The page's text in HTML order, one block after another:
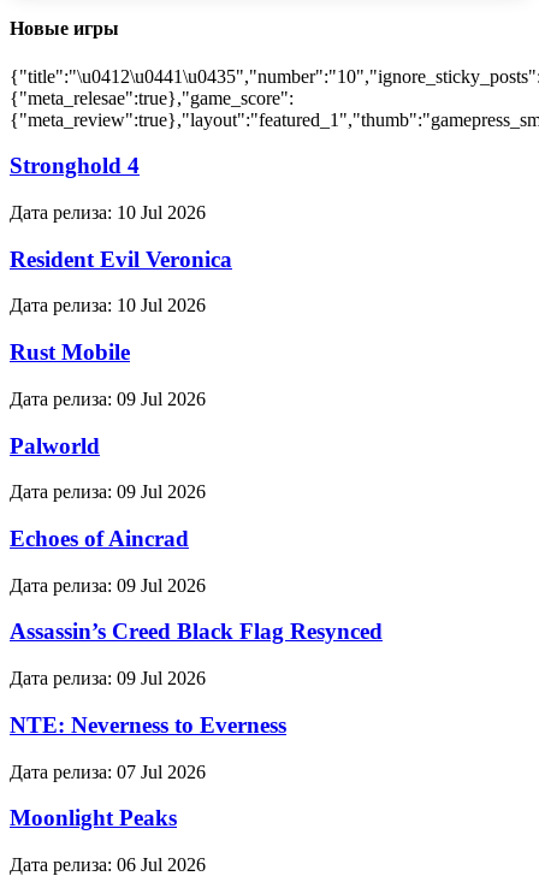
Новые игры
{"meta_relesae":true},"game_score":
Stronghold 4
Дата релиза: 10 Jul 2026
Resident Evil Veronica
Дата релиза: 10 Jul 2026
Rust Mobile
Дата релиза: 09 Jul 2026
Palworld
Дата релиза: 09 Jul 2026
Echoes of Aincrad
Дата релиза: 09 Jul 2026
Assassin’s Creed Black Flag Resynced
Дата релиза: 09 Jul 2026
NTE: Neverness to Everness
Дата релиза: 07 Jul 2026
Moonlight Peaks
Дата релиза: 06 Jul 2026